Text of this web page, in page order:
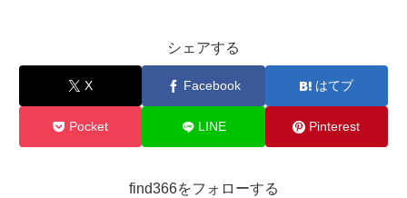
シェアする
X Facebook はてブ
Pocket LINE Pinterest
find366をフォローする